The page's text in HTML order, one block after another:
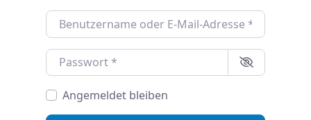
Benutzername oder E-Mail-Adresse
Passwort*
Angemeldet bleiben